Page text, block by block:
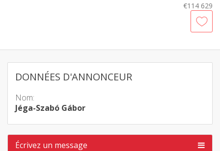
€114 629
DONNÉES D'ANNONCEUR
Nom:
Jéga-Szabó Gábor
Écrivez un message